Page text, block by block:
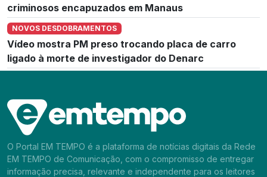
criminosos encapuzados em Manaus
NOVOS DESDOBRAMENTOS
Vídeo mostra PM preso trocando placa de carro
ligado à morte de investigador do Denarc
O Portal EM TEMPO é a plataforma de notícias digitais da Rede
EM TEMPO de Comunicação, com o compromisso de entregar
informação precisa, relevante e independente para os leitores